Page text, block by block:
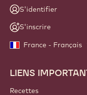
S'identifier
S'inscrire
France - Français
Footer
Callebaut
LIENS
Recettes